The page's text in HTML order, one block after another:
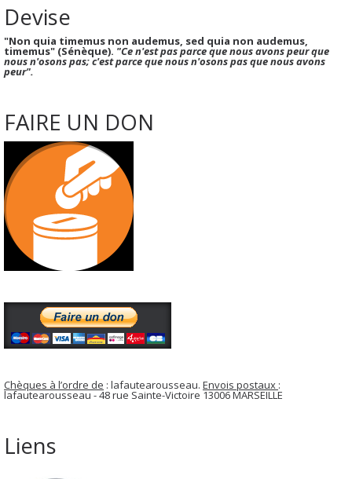
Devise
"Non quia timemus non audemus, sed quia non audemus,
timemus" (Sénèque). "Ce n'est pas parce que nous avons peur que
nous n'osons pas; c'est parce que nous n'osons pas que nous avons
peur".
FAIRE UN DON
Chèques à l’ordre de : lafautearousseau. Envois postaux :
lafautearousseau - 48 rue Sainte-Victoire 13006 MARSEILLE
Liens